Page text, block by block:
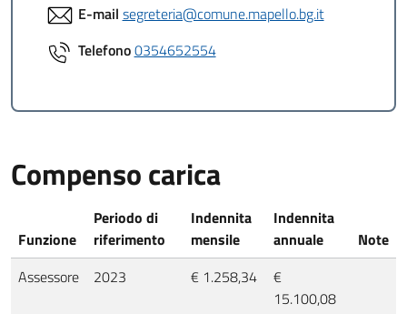
E-mail segreteria@comune.mapello.bg.it
Telefono0354652554
Compenso carica
Funzione
Periodo di
riferimento
Indennita
mensile
Indennita
annuale
Note
Assessore
2023 € 1.258,34
€
15.100,08